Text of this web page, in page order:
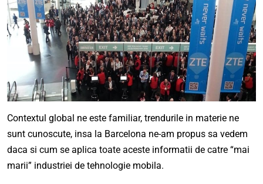
Contextul global ne este familiar, trendurile in materie ne
sunt cunoscute, insa la Barcelona ne-am propus sa vedem
daca si cum se aplica toate aceste informatii de catre “mai
marii” industriei de tehnologie mobila.